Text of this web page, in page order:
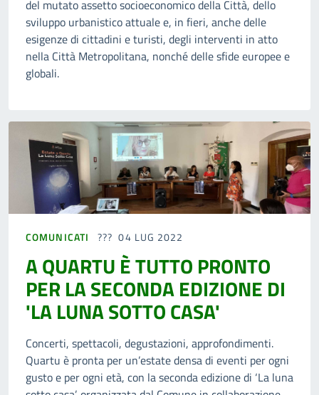
del mutato assetto socioeconomico della Città, dello
sviluppo urbanistico attuale e, in fieri, anche delle
esigenze di cittadini e turisti, degli interventi in atto
nella Città Metropolitana, nonché delle sfide europee e
globali.
COMUNICATI 04 LUG 2022
A QUARTU È TUTTO PRONTO
PER LA SECONDA EDIZIONE DI
'LA LUNA SOTTO CASA'
Concerti, spettacoli, degustazioni, approfondimenti.
Quartu è pronta per un’estate densa di eventi per ogni
gusto e per ogni età, con la seconda edizione di ‘La luna